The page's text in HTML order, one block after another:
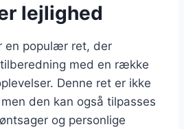
lejlighed
en populær ret, der
med en række
Denne ret er ikke
den kan også tilpasses
og personlige